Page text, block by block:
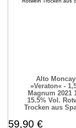
Alto
»Veraton« -
Magnum 2021
15.5% Vol.
Trocken aus
59,90 €